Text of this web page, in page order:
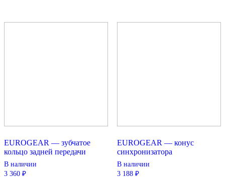
EUROGEAR — зубчатое
кольцо задней передачи
В наличии
3 360 ₽
EUROGEAR — конус
синхронизатора
В наличии
3 188 ₽